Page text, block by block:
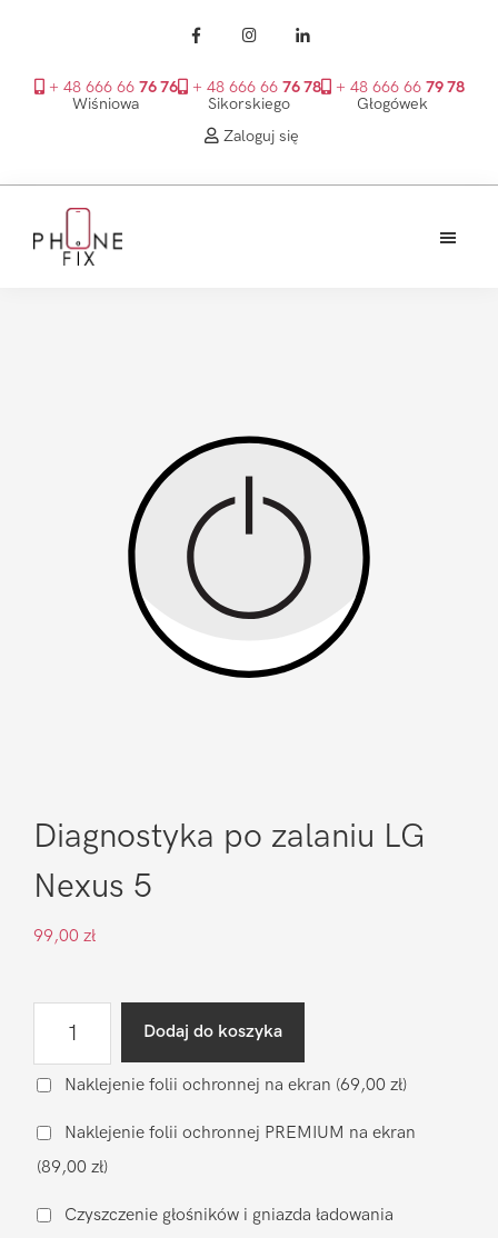
+ 48 666 66 76 76
Wiśniowa
+ 48 666 66 76 78
Sikorskiego
+ 48 666 66 79 78
Głogówek
Zaloguj się
głównego
Diagnostyka po zalaniu LG
Nexus 5
99,00 zł
po
LG
Nexus
5
Dodaj do koszyka
Naklejenie folii ochronnej na ekran (69,00 zł)
Naklejenie folii ochronnej PREMIUM na ekran
(89,00 zł)
Czyszczenie głośników i gniazda ładowania